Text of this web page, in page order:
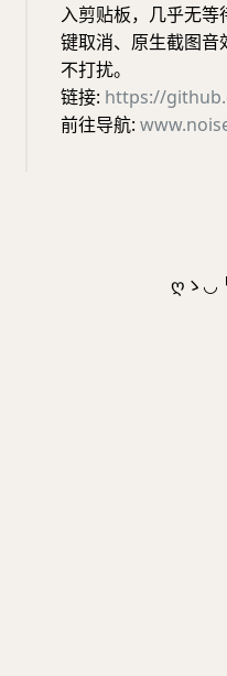
入剪贴板，几乎无
键取消、原生截图音
不打扰。
链接: https://
前往导航:
ღゝ